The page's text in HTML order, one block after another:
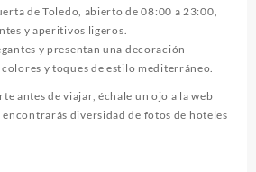
de Toledo, abierto de 08:00 a 23:00,
y aperitivos ligeros.
y presentan una decoración
y toques de estilo mediterráneo.
antes de viajar, échale un ojo a la web
encontrarás diversidad de fotos de hoteles